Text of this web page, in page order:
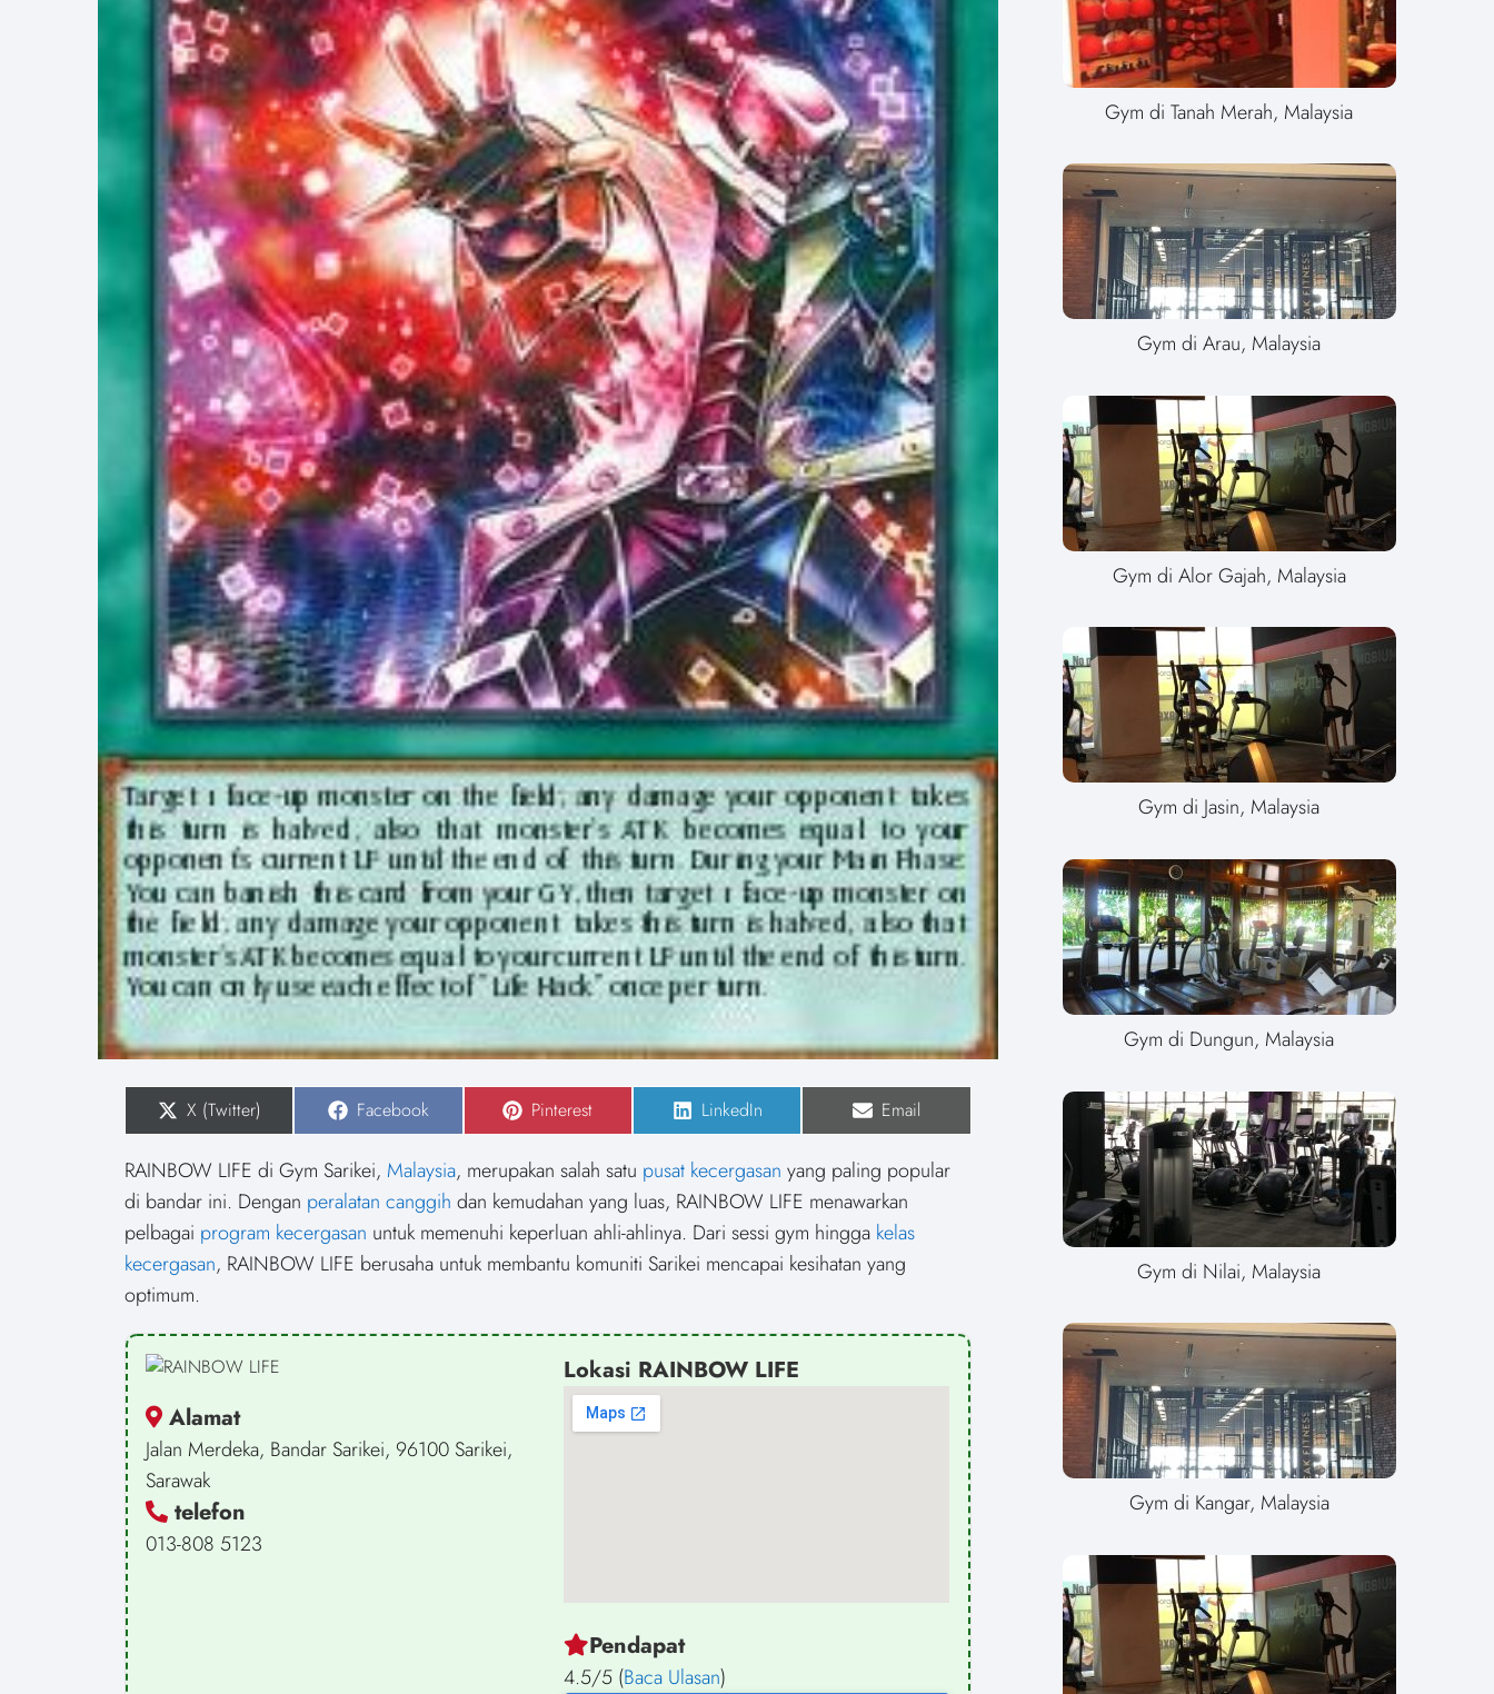
S
h
r
e
o
n
X (Twitter) S
h
r
e
o
n
Facebook S
h
r
e
o
n
Pinterest S
h
r
e
o
n
LinkedIn S
h
e
o
n
Email
RAINBOW LIFE di Gym Sarikei, Malaysia, merupakan salah satu pusat kecergasan yang paling popular
di bandar ini. Dengan peralatan canggih dan kemudahan yang luas, RAINBOW LIFE menawarkan
pelbagai program kecergasan untuk memenuhi keperluan ahli-ahlinya. Dari sessi gym hingga kelas
kecergasan, RAINBOW LIFE berusaha untuk membantu komuniti Sarikei mencapai kesihatan yang
optimum.
Alamat
Jalan Merdeka, Bandar Sarikei, 96100 Sarikei,
Sarawak
telefon
013-808 5123
Lokasi RAINBOW LIFE
Pendapat
4.5/5 (Baca Ulasan)
Gym di Tanah Merah, Malaysia
Gym di Arau, Malaysia
Gym di Alor Gajah, Malaysia
Gym di Jasin, Malaysia
Gym di Dungun, Malaysia
Gym di Nilai, Malaysia
Gym di Kangar, Malaysia